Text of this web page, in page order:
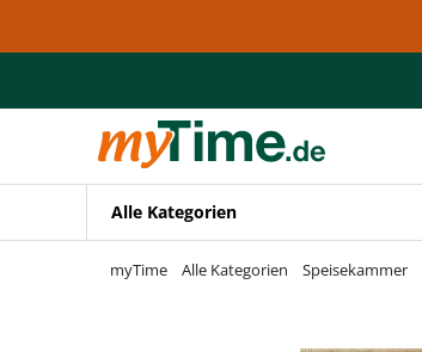
Zur Navigation springen
Alle Kategorien
myTime Alle Kategorien Speisekammer